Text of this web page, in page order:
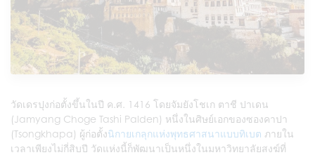
วัดเดรปุงก่อตั้งขึ้นในปี ค.ศ. 1416 โดยจัมยังโชเก ตาชี ปาเดน
(Jamyang Choge Tashi Palden) หนึ่งในศิษย์เอกของซองคาปา
(Tsongkhapa) ผู้ก่อตั้งนิกายเกลุกแห่งพุทธศาสนาแบบทิเบต ภายใน
เวลาเพียงไม่กี่สิบปี วัดแห่งนี้ก็พัฒนาเป็นหนึ่งในมหาวิทยาลัยสงฆ์ที่